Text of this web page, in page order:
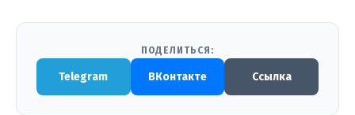
ПОДЕЛИТЬСЯ:
Telegram ВКонтакте Ссылка